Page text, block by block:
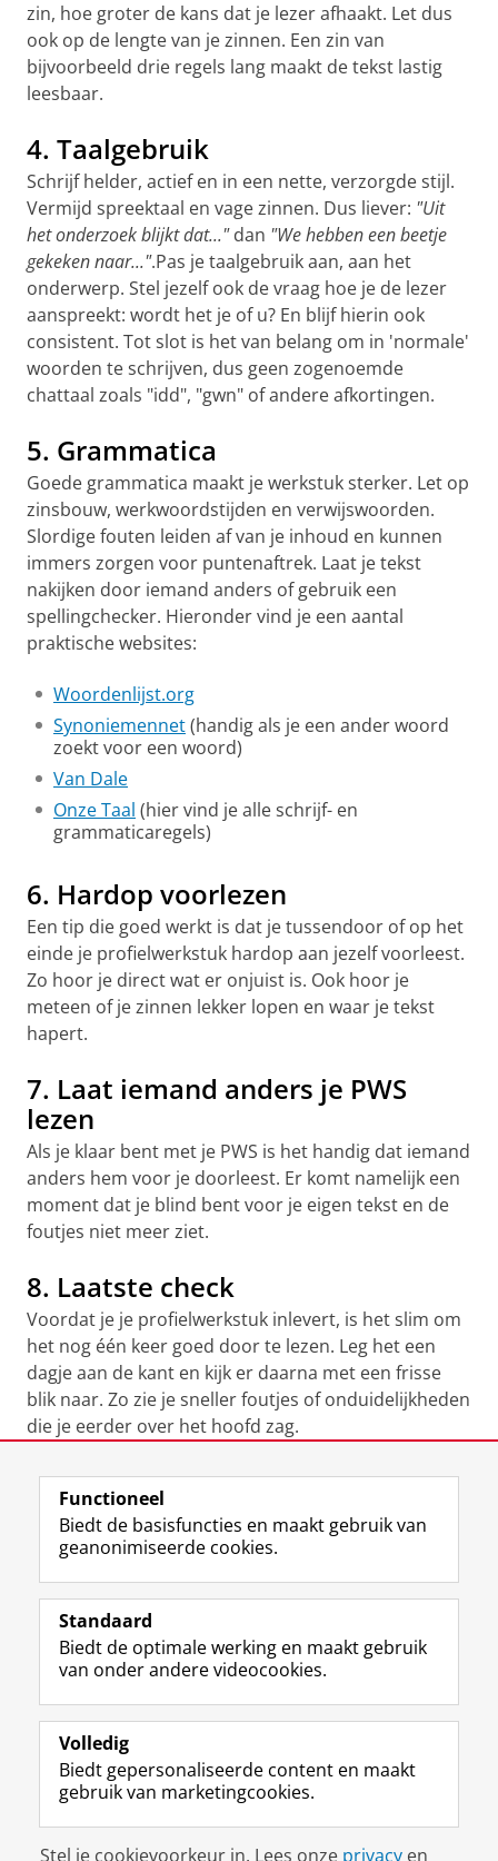
zin, hoe groter de kans dat je lezer afhaakt. Let dus
ook op de lengte van je zinnen. Een zin van
bijvoorbeeld drie regels lang maakt de tekst lastig
leesbaar.
4. Taalgebruik
Schrijf helder, actief en in een nette, verzorgde stijl.
Vermijd spreektaal en vage zinnen. Dus liever: "Uit
het onderzoek blijkt dat..."dan "We hebben een beetje
gekeken naar...".Pas je taalgebruik aan, aan het
onderwerp. Stel jezelf ook de vraag hoe je de lezer
aanspreekt: wordt het je of u? En blijf hierin ook
consistent. Tot slot is het van belang om in 'normale'
woorden te schrijven, dus geen zogenoemde
chattaal zoals "idd", "gwn" of andere afkortingen.
5. Grammatica
Goede grammatica maakt je werkstuk sterker. Let op
zinsbouw, werkwoordstijden en verwijswoorden.
Slordige fouten leiden af van je inhoud en kunnen
immers zorgen voor puntenaftrek. Laat je tekst
nakijken door iemand anders of gebruik een
spellingchecker. Hieronder vind je een aantal
praktische websites:
Woordenlijst.org
Synoniemennet(handig als je een ander woord
zoekt voor een woord)
Van Dale
Onze Taal (hier vind je alle schrijf- en
grammaticaregels)
6. Hardop voorlezen
Een tip die goed werkt is dat je tussendoor of op het
einde je profielwerkstuk hardop aan jezelf voorleest.
Zo hoor je direct wat er onjuist is. Ook hoor je
meteen of je zinnen lekker lopen en waar je tekst
hapert.
7. Laat iemand anders je PWS
lezen
Als je klaar bent met je PWS is het handig dat iemand
anders hem voor je doorleest. Er komt namelijk een
moment dat je blind bent voor je eigen tekst en de
foutjes niet meer ziet.
8. Laatste check
Voordat je je profielwerkstuk inlevert, is het slim om
het nog één keer goed door te lezen. Leg het een
dagje aan de kant en kijk er daarna met een frisse
blik naar. Zo zie je sneller foutjes of onduidelijkheden
die je eerder over het hoofd zag.
Laatst gewijzigd: 20 mei 2025 15:32
Volg de RUG
F
a
e
b
o
p
a
i
n
L
i
k
e
I
-
p
g
i
R
S
-
f
e
R
k
s
I
n
t
r
m
c
c
Y
o
T
e
k
a
a
Studiekiezers
Alumni
Over ons
Disclaimer & Copyright
Functioneel
Biedt de basisfuncties en maakt gebruik van
geanonimiseerde cookies.
Standaard
Biedt de optimale werking en maakt gebruik
van onder andere videocookies.
Volledig
Biedt gepersonaliseerde content en maakt
gebruik van marketingcookies.
Stel je cookievoorkeur in. Lees onze privacy en